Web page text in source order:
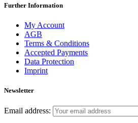
Further Information
My Account
AGB
Terms & Conditions
Accepted Payments
Data Protection
Imprint
Newsletter
Email address: